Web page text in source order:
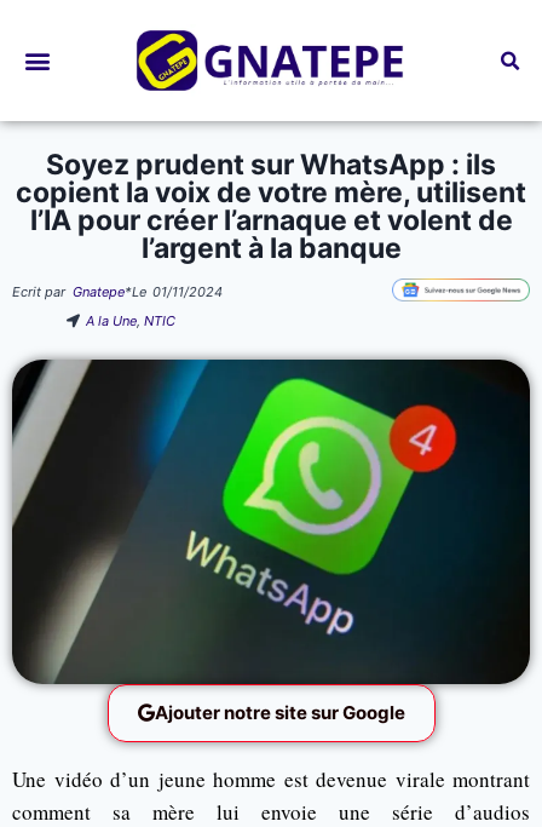
Soyez prudent sur WhatsApp : ils
copient la voix de votre mère, utilisent
l’IA pour créer l’arnaque et volent de
l’argent à la banque
Ecrit par Gnatepe*Le 01/11/2024
A la Une,NTIC
Ajouter notre site sur Google
Une vidéo d’un jeune homme est devenue virale montrant
comment sa mère lui envoie une série d’audios